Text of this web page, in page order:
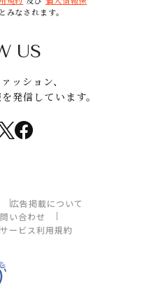
みなされます。
US
ッション、
発信しています。
広告掲載について
い合わせ
サービス利用規約